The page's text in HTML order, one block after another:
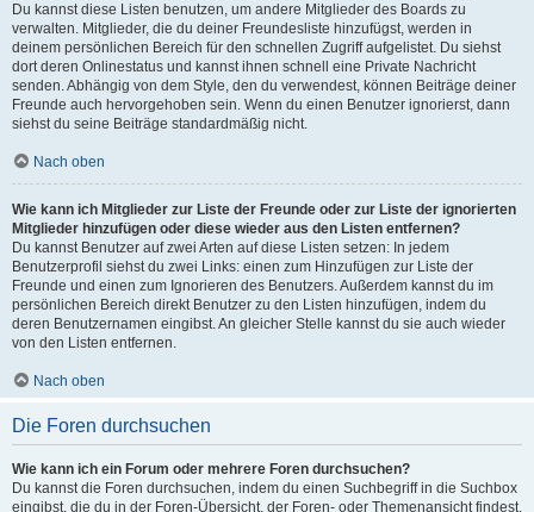
Du kannst diese Listen benutzen, um andere Mitglieder des Boards zu
verwalten. Mitglieder, die du deiner Freundesliste hinzufügst, werden in
deinem persönlichen Bereich für den schnellen Zugriff aufgelistet. Du siehst
dort deren Onlinestatus und kannst ihnen schnell eine Private Nachricht
senden. Abhängig von dem Style, den du verwendest, können Beiträge deiner
Freunde auch hervorgehoben sein. Wenn du einen Benutzer ignorierst, dann
siehst du seine Beiträge standardmäßig nicht.
Nach oben
Wie kann ich Mitglieder zur Liste der Freunde oder zur Liste der ignorierten
Mitglieder hinzufügen oder diese wieder aus den Listen entfernen?
Du kannst Benutzer auf zwei Arten auf diese Listen setzen: In jedem
Benutzerprofil siehst du zwei Links: einen zum Hinzufügen zur Liste der
Freunde und einen zum Ignorieren des Benutzers. Außerdem kannst du im
persönlichen Bereich direkt Benutzer zu den Listen hinzufügen, indem du
deren Benutzernamen eingibst. An gleicher Stelle kannst du sie auch wieder
von den Listen entfernen.
Nach oben
Die Foren durchsuchen
Wie kann ich ein Forum oder mehrere Foren durchsuchen?
Du kannst die Foren durchsuchen, indem du einen Suchbegriff in die Suchbox
eingibst, die du in der Foren-Übersicht, der Foren- oder Themenansicht findest.